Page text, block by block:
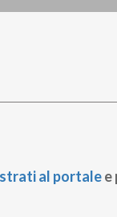
al portalee